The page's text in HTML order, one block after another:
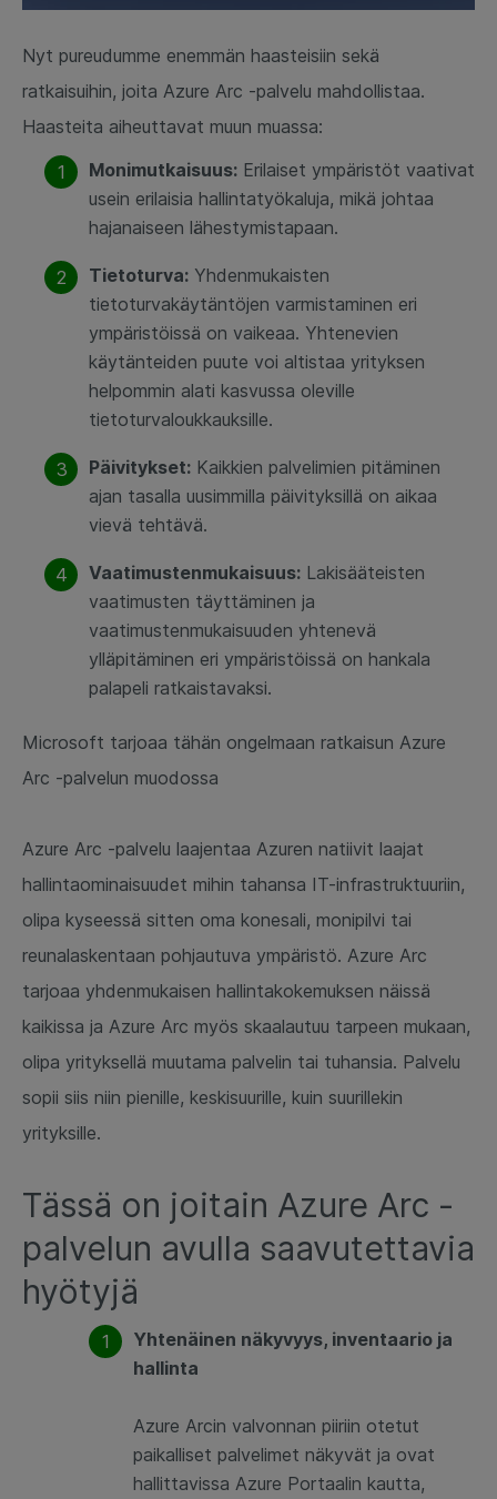
Nyt pureudumme enemmän haasteisiin sekä
ratkaisuihin, joita Azure Arc -palvelu mahdollistaa.
Haasteita aiheuttavat muun muassa:
Monimutkaisuus: Erilaiset ympäristöt vaativat
usein erilaisia hallintatyökaluja, mikä johtaa
hajanaiseen lähestymistapaan.
Tietoturva: Yhdenmukaisten
tietoturvakäytäntöjen varmistaminen eri
ympäristöissä on vaikeaa. Yhtenevien
käytänteiden puute voi altistaa yrityksen
helpommin alati kasvussa oleville
tietoturvaloukkauksille.
Päivitykset: Kaikkien palvelimien pitäminen
ajan tasalla uusimmilla päivityksillä on aikaa
vievä tehtävä.
Vaatimustenmukaisuus: Lakisääteisten
vaatimusten täyttäminen ja
vaatimustenmukaisuuden yhtenevä
ylläpitäminen eri ympäristöissä on hankala
palapeli ratkaistavaksi.
Microsoft tarjoaa tähän ongelmaan ratkaisun Azure
Arc -palvelun muodossa
Azure Arc -palvelu laajentaa Azuren natiivit laajat
hallintaominaisuudet mihin tahansa IT-infrastruktuuriin,
olipa kyseessä sitten oma konesali, monipilvi tai
reunalaskentaan pohjautuva ympäristö. Azure Arc
tarjoaa yhdenmukaisen hallintakokemuksen näissä
kaikissa ja Azure Arc myös skaalautuu tarpeen mukaan,
olipa yrityksellä muutama palvelin tai tuhansia. Palvelu
sopii siis niin pienille, keskisuurille, kuin suurillekin
yrityksille.
Tässä on joitain Azure Arc -
palvelun avulla saavutettavia
hyötyjä
Yhtenäinen näkyvyys, inventaario ja
hallinta
Azure Arcin valvonnan piiriin otetut
paikalliset palvelimet näkyvät ja ovat
hallittavissa Azure Portaalin kautta,